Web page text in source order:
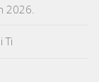
2026.
Ti